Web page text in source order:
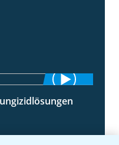
6:50